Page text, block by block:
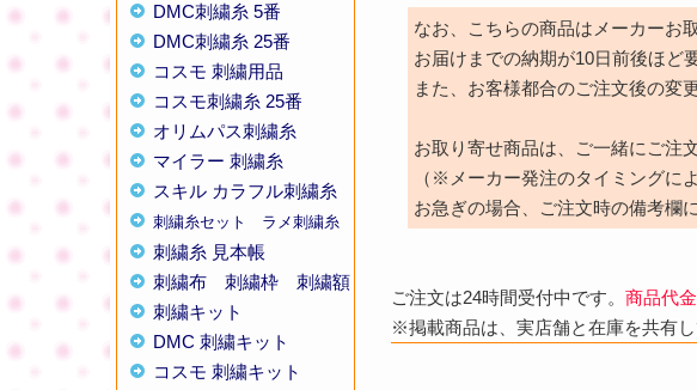
DMC刺繍糸 5番
DMC刺繍糸 25番
コスモ 刺繍用品
コスモ刺繍糸 25番
オリムパス刺繍糸
マイラー 刺繍糸
スキル カラフル刺繍糸
刺繍糸セット ラメ刺繍糸
刺繍糸 見本帳
刺繍布
刺繍枠
刺繍額
刺繍キット
DMC 刺繍キット
コスモ 刺繍キット
なお、こちらの商品はメーカーお
お届けまでの納期が10日前後ほど
また、お客様都合のご注文後の変
お取り寄せ商品は、ご一緒にご注
（※メーカー発注のタイミングに
お急ぎの場合、ご注文時の備考欄
ご注文は24時間受付中です。 商品代
※掲載商品は、実店舗と在庫を共有